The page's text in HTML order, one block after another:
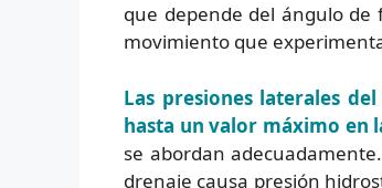
que depende del ángulo de
movimiento que
Las presiones laterales
hasta un valor máximo en
se abordan
drenaje causa presión